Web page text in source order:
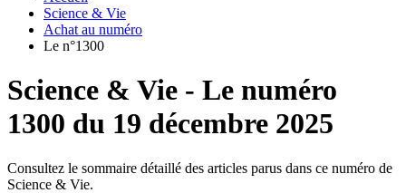
Science & Vie
Achat au numéro
Le n°1300
Science & Vie - Le numéro
1300 du 19 décembre 2025
Consultez le sommaire détaillé des articles parus dans ce numéro de
Science & Vie.